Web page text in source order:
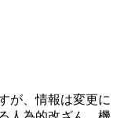
が、情報は変更に